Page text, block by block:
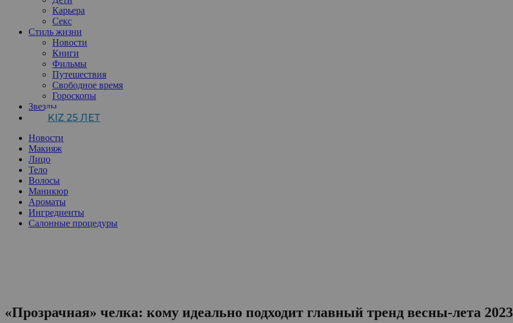
Карьера
Секс
Стиль жизни
Новости
Книги
Фильмы
Путешествия
Свободное время
Гороскопы
Звезды
KIZ 25 ЛЕТ
Новости
Макияж
Лицо
Тело
Волосы
Маникюр
Ароматы
Ингредиенты
Салонные процедуры
«Прозрачная» челка: кому идеально подходит главный тренд весны-лета 2023